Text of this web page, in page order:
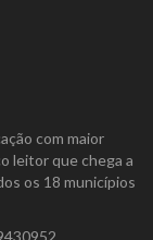
com maior
leitor que chega a
os 18 municípios